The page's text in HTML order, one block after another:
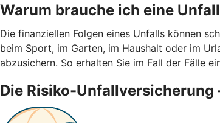
Warum brauche ich eine
Die finanziellen Folgen eines Unfalls können
beim Sport, im Garten, im Haushalt oder im
abzusichern. So erhalten Sie im Fall der Fälle
Die Risiko-